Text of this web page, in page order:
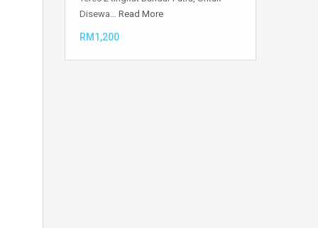
Disewa… Read More
RM1,200